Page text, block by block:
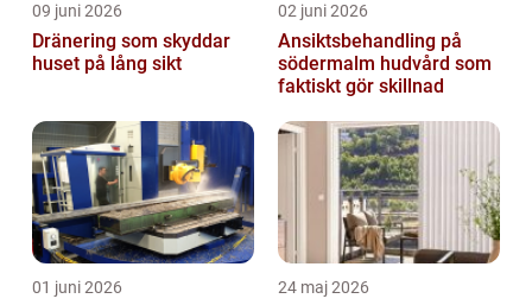
09 juni 2026
Dränering som skyddar
huset på lång sikt
02 juni 2026
Ansiktsbehandling på
södermalm hudvård som
faktiskt gör skillnad
01 juni 2026 24 maj 2026